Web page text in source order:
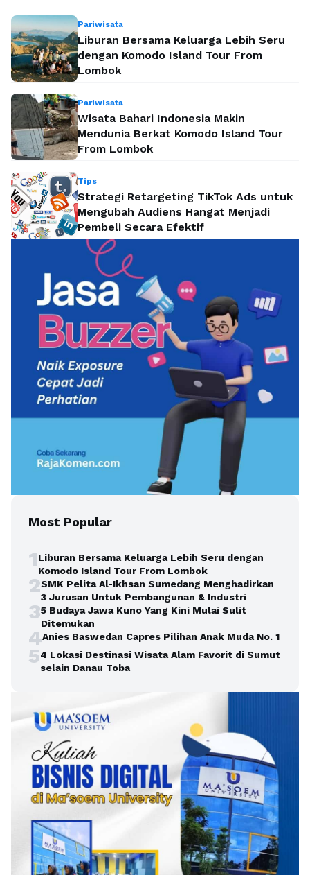
Pariwisata
Liburan Bersama Keluarga Lebih Seru
dengan Komodo Island Tour From
Lombok
Pariwisata
Wisata Bahari Indonesia Makin
Mendunia Berkat Komodo Island Tour
From Lombok
Tips
Strategi Retargeting TikTok Ads untuk
Mengubah Audiens Hangat Menjadi
Pembeli Secara Efektif
Most Popular
1Liburan Bersama Keluarga Lebih Seru dengan
Komodo Island Tour From Lombok
2SMK Pelita Al-Ikhsan Sumedang Menghadirkan
3 Jurusan Untuk Pembangunan & Industri
35 Budaya Jawa Kuno Yang Kini Mulai Sulit
Ditemukan
4Anies Baswedan Capres Pilihan Anak Muda No. 1
54 Lokasi Destinasi Wisata Alam Favorit di Sumut
selain Danau Toba